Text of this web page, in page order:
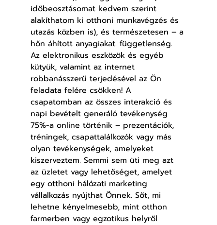
időbeosztásomat kedvem szerint
alakíthatom ki otthoni munkavégzés és
utazás közben is), és természetesen – a
hőn áhított anyagiakat. függetlenség.
Az elektronikus eszközök és egyéb
kütyük, valamint az internet
robbanásszerű terjedésével az Ön
feladata felére csökken! A
csapatomban az összes interakció és
napi bevételt generáló tevékenység
75%-a online történik – prezentációk,
tréningek, csapattalálkozók vagy más
olyan tevékenységek, amelyeket
kiszerveztem. Semmi sem üti meg azt
az üzletet vagy lehetőséget, amelyet
egy otthoni hálózati marketing
vállalkozás nyújthat Önnek. Sőt, mi
lehetne kényelmesebb, mint otthon
farmerben vagy egzotikus helyről